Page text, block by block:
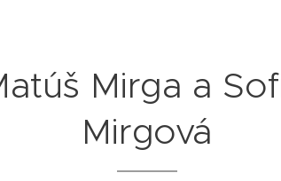
Mirga a
Mirgová